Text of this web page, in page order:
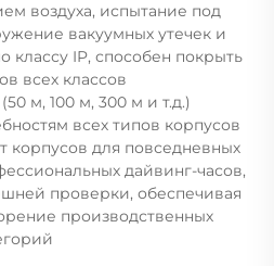
воздуха, испытание под
вакуумных утечек и
классу IP, способен покрыть
всех классов
м, 100 м, 300 м и т.д.)
всех типов корпусов
корпусов для повседневных
дайвинг-часов,
проверки, обеспечивая
производственных